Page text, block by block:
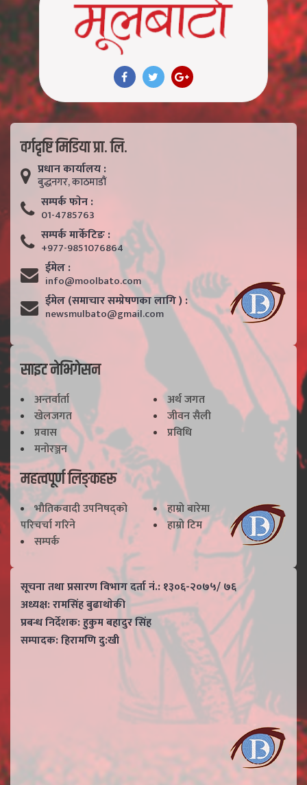
वर्गदृष्टि मिडिया प्रा. लि.
प्रधान कार्यालय :
बुद्धनगर, काठमाडाैं
सम्पर्क फाेन :
01-4785763
सम्पर्क मार्केटिङ :
+977-9851076864
ईमेल :
info@moolbato.com
ईमेल (समाचार सम्प्रेषणका लागि ) :
newsmulbato@gmail.com
साइट नेभिगेसन
अन्तर्वार्ता
अर्थ जगत
खेलजगत
जीवन सैली
प्रवास
प्रविधि
मनोरञ्जन
महत्वपूर्ण लिङ्कहरू
भाैतिकवादी उपनिषद्काे
परिचर्चा गरिने
हाम्राे बारेमा
हाम्राे टिम
सम्पर्क
सूचना तथा प्रसारण विभाग दर्ता नं.: १३०६-२०७५/ ७६
अध्यक्ष: रामसिंह बुढाथाेकी
प्रबन्ध निर्देशक: हुकुम बहादुर सिंह
सम्पादक: हिरामणि दु:खी